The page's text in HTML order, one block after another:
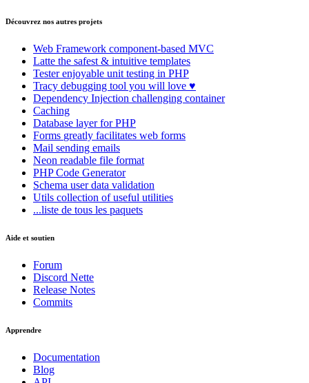
Découvrez nos autres projets
Web Framework component-based MVC
Latte the safest & intuitive templates
Testerenjoyable unit testing in PHP
Tracy debugging tool you will love ♥
Dependency Injection challenging container
Caching
Database layer for PHP
Forms greatly facilitates web forms
Mail sending emails
Neon readable file format
PHP Code Generator
Schema user data validation
Utils collection of useful utilities
...liste de tous les paquets
Aide et soutien
Forum
Discord Nette
Release Notes
Commits
Apprendre
Documentation
Blog